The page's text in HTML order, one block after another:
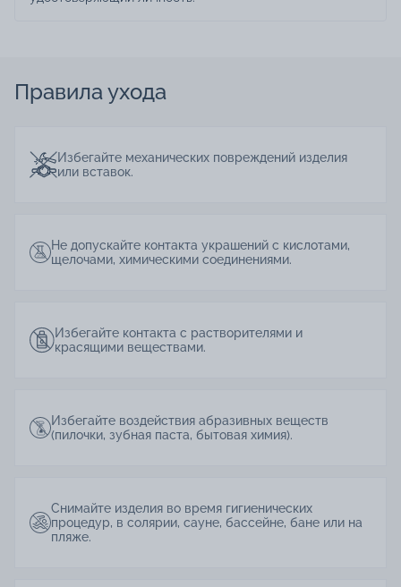
Правила ухода
Избегайте механических повреждений изделия
или вставок.
Не допускайте контакта украшений с кислотами,
щелочами, химическими соединениями.
Избегайте контакта с растворителями и
красящими веществами.
Избегайте воздействия абразивных веществ
(пилочки, зубная паста, бытовая химия).
Снимайте изделия во время гигиенических
процедур, в солярии, сауне, бассейне, бане или на
пляже.